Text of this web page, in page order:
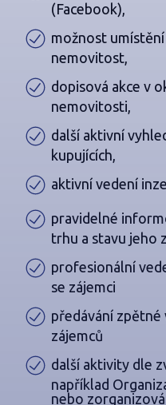
(Facebook),
možnost
nemovitost,
dopisová akce v
nemovitosti,
další aktivní
kupujících,
aktivní vedení
pravidelné
trhu a stavu jeho
profesionální
se zájemci
předávání zpětné
zájemců
další aktivity dle
například
nebo